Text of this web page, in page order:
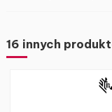
16 innych